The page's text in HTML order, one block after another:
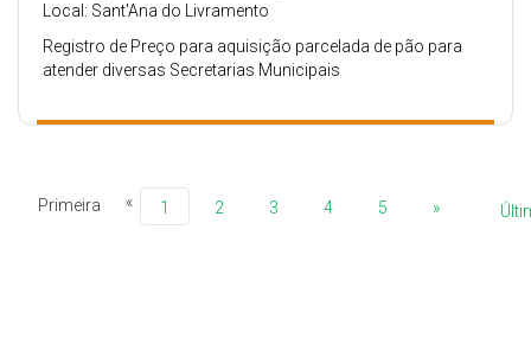
Local: Sant'Ana do Livramento
Registro de Preço para aquisição parcelada de pão para
atender diversas Secretarias Municipais
Primeira « 1 2 3 4 5 »